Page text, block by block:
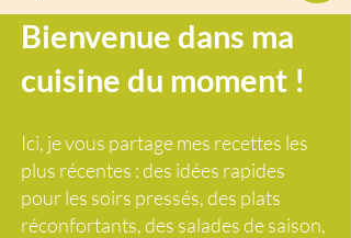
Bienvenue dans ma
cuisine du moment !
Ici, je vous partage mes recettes les
plus récentes : des idées rapides
pour les soirs pressés, des plats
réconfortants, des salades de saison,